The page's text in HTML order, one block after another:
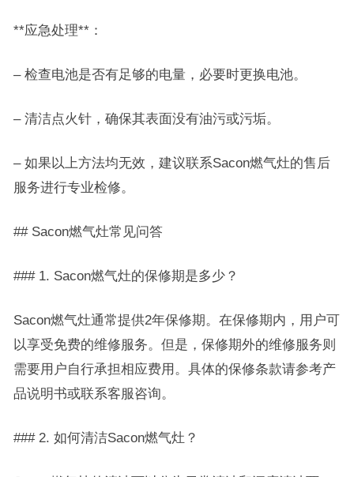
**应急处理**：
– 检查电池是否有足够的电量，必要时更换电池。
– 清洁点火针，确保其表面没有油污或污垢。
– 如果以上方法均无效，建议联系Sacon燃气灶的售后
服务进行专业检修。
## Sacon燃气灶常见问答
### 1. Sacon燃气灶的保修期是多少？
Sacon燃气灶通常提供2年保修期。在保修期内，用户可
以享受免费的维修服务。但是，保修期外的维修服务则
需要用户自行承担相应费用。具体的保修条款请参考产
品说明书或联系客服咨询。
### 2. 如何清洁Sacon燃气灶？